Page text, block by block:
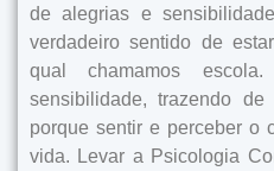
de alegrias e
verdadeiro sentido de
qual chamamos
sensibilidade, trazendo
porque sentir e perceber o
vida. Levar a Psicologia